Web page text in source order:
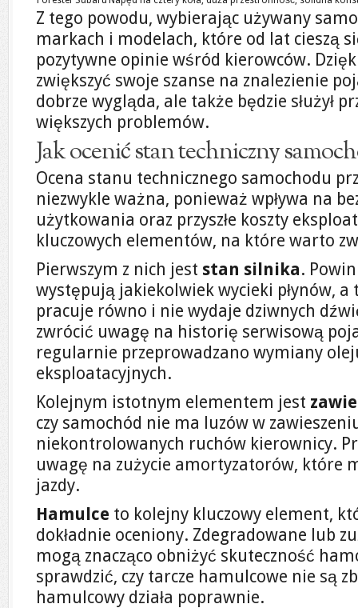
Z tego powodu, wybierając używany
markach i modelach, które od lat cieszą
pozytywne opinie wśród kierowców.
zwiększyć swoje szanse na znalezienie
dobrze wygląda, ale także będzie służył
większych problemów.
Jak ocenić stan techniczny
Ocena stanu technicznego samochodu
niezwykle ważna, ponieważ wpływa na
użytkowania oraz przyszłe koszty
kluczowych elementów, na które warto
Pierwszym z nich jest stan silnika.
występują jakiekolwiek wycieki płynów, a
pracuje równo i nie wydaje dziwnych
zwrócić uwagę na historię serwisową
regularnie przeprowadzano wymiany
eksploatacyjnych.
Kolejnym istotnym elementem jest
czy samochód nie ma luzów w
niekontrolowanych ruchów kierownicy.
uwagę na zużycie amortyzatorów, które
jazdy.
Hamulce to kolejny kluczowy element,
dokładnie oceniony. Zdegradowane lub
mogą znacząco obniżyć skuteczność
sprawdzić, czy tarcze hamulcowe nie są
hamulcowy działa poprawnie.